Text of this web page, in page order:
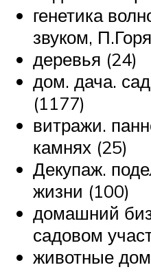
генетика
звуком,
деревья (24)
дом. дача.
(1177)
витражи.
камнях (25)
Декупаж.
жизни (100)
домашний
садовом
животные